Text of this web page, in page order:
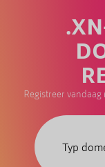
Registreer